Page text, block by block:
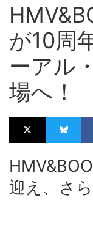
が10周
ーアル
場へ！
迎え、さ